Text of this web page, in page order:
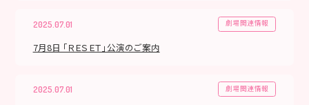
2025.07.01 劇場関連情報
7月8日 「ＲＥＳＥＴ」公演のご案内
2025.07.01 劇場関連情報